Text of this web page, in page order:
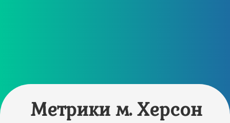
Метрики м. Херсон